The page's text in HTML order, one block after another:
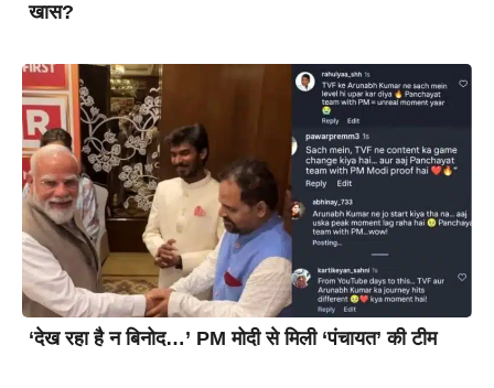
खास?
‘देख रहा है न बिनोद…’ PM मोदी से मिली ‘पंचायत’ की टीम